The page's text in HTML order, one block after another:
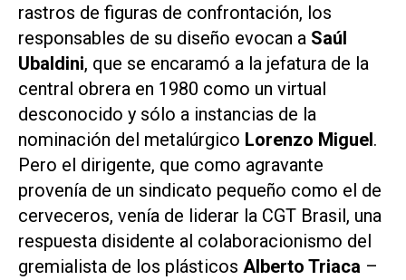
rastros de figuras de confrontación, los
responsables de su diseño evocan a Saúl
Ubaldini, que se encaramó a la jefatura de la
central obrera en 1980 como un virtual
desconocido y sólo a instancias de la
nominación del metalúrgico Lorenzo Miguel.
Pero el dirigente, que como agravante
provenía de un sindicato pequeño como el de
cerveceros, venía de liderar la CGT Brasil, una
respuesta disidente al colaboracionismo del
gremialista de los plásticos Alberto Triaca –